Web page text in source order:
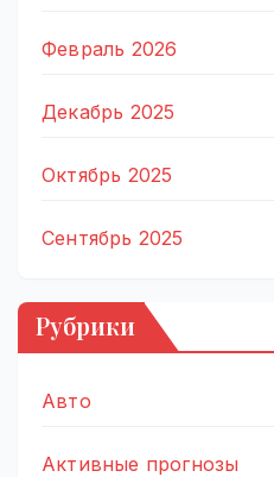
Февраль 2026
Декабрь 2025
Октябрь 2025
Сентябрь 2025
Рубрики
Авто
Активные прогнозы